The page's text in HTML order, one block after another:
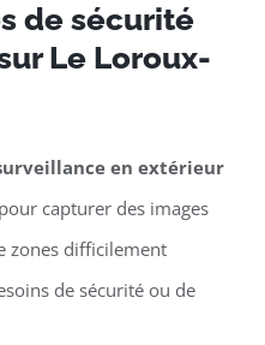
de sécurité
Le Loroux-
en extérieur
capturer des images
zones difficilement
de sécurité ou de